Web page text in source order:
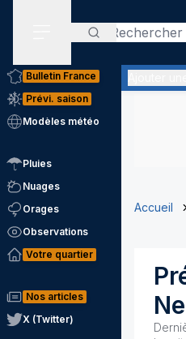
Rechercher
Bulletin France
Prévi. saison
Modèles météo
Pluies
Nuages
Orages
Observations
Votre quartier
Nos articles
X (Twitter)
Accueil